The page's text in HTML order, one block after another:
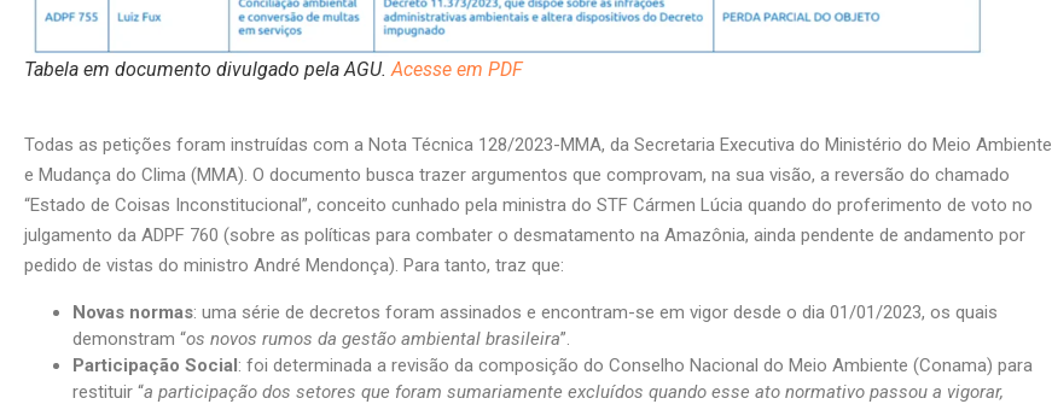
Tabela em documento divulgado pela AGU. Acesse em PDF
Todas as petições foram instruídas com a Nota Técnica 128/2023-MMA, da Secretaria Executiva do Ministério do Meio Ambiente
e Mudança do Clima (MMA). O documento busca trazer argumentos que comprovam, na sua visão, a reversão do chamado
“Estado de Coisas Inconstitucional”, conceito cunhado pela ministra do STF Cármen Lúcia quando do proferimento de voto no
julgamento da ADPF 760 (sobre as políticas para combater o desmatamento na Amazônia, ainda pendente de andamento por
pedido de vistas do ministro André Mendonça). Para tanto, traz que:
Novas normas: uma série de decretos foram assinados e encontram-se em vigor desde o dia 01/01/2023, os quais
demonstram “os novos rumos da gestão ambiental brasileira”.
Participação Social: foi determinada a revisão da composição do Conselho Nacional do Meio Ambiente (Conama) para
restituir “a participação dos setores que foram sumariamente excluídos quando esse ato normativo passou a vigorar,